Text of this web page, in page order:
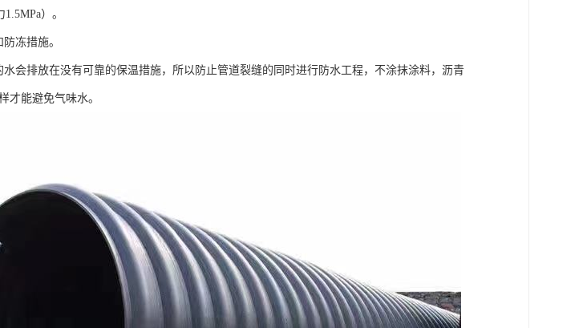
）。
冻措施。
会排放在没有可靠的保温措施，所以防止管道裂缝的同时进行防水工程，不涂抹涂料，沥青
才能避免气味水。